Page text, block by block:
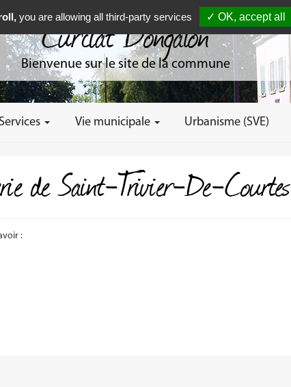
Curciat Dongalon
Bienvenue sur le site de la commune
Services Vie municipale Urbanisme (SVE)
de Saint-Trivier-De-Courtes
:
you are allowing all third-party services ✓ OK, accept all